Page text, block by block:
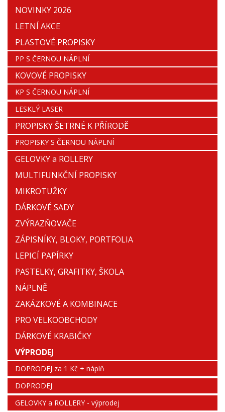
NOVINKY 2026
LETNÍ AKCE
PLASTOVÉ PROPISKY
PP S ČERNOU NÁPLNÍ
KOVOVÉ PROPISKY
KP S ČERNOU NÁPLNÍ
LESKLÝ LASER
PROPISKY ŠETRNÉ K PŘÍRODĚ
PROPISKY S ČERNOU NÁPLNÍ
GELOVKY a ROLLERY
MULTIFUNKČNÍ PROPISKY
MIKROTUŽKY
DÁRKOVÉ SADY
ZVÝRAZŇOVAČE
ZÁPISNÍKY, BLOKY, PORTFOLIA
LEPICÍ PAPÍRKY
PASTELKY, GRAFITKY, ŠKOLA
NÁPLNĚ
ZAKÁZKOVÉ A KOMBINACE
PRO VELKOOBCHODY
DÁRKOVÉ KRABIČKY
VÝPRODEJ
DOPRODEJ za 1 Kč + náplň
DOPRODEJ
GELOVKY a ROLLERY - výprodej